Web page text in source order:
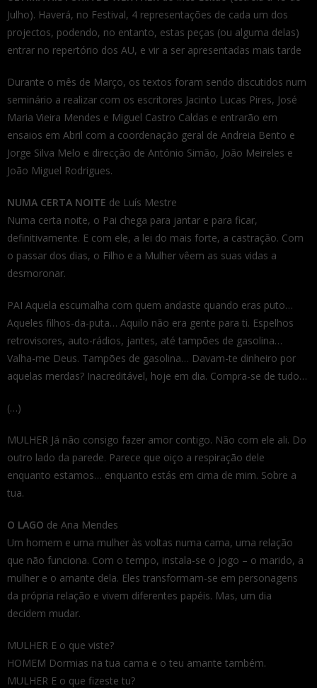
Julho). Haverá, no Festival, 4 representações de cada um dos
projectos, podendo, no entanto, estas peças (ou alguma delas)
entrar no repertório dos AU, e vir a ser apresentadas mais tarde
Durante o mês de Março, os textos foram sendo discutidos num
seminário a realizar com os escritores Jacinto Lucas Pires, José
Maria Vieira Mendes e Miguel Castro Caldas e entrarão em
ensaios em Abril com a coordenação geral de Andreia Bento e
Jorge Silva Melo e direcção de António Simão, João Meireles e
João Miguel Rodrigues.
NUMA CERTA NOITE de Luís Mestre
Numa certa noite, o Pai chega para jantar e para ficar,
definitivamente. E com ele, a lei do mais forte, a castração. Com
o passar dos dias, o Filho e a Mulher vêem as suas vidas a
desmoronar.
PAI Aquela escumalha com quem andaste quando eras puto…
Aqueles filhos-da-puta… Aquilo não era gente para ti. Espelhos
retrovisores, auto-rádios, jantes, até tampões de gasolina…
Valha-me Deus. Tampões de gasolina… Davam-te dinheiro por
aquelas merdas? Inacreditável, hoje em dia. Compra-se de tudo…
(…)
MULHER Já não consigo fazer amor contigo. Não com ele ali. Do
outro lado da parede. Parece que oiço a respiração dele
enquanto estamos… enquanto estás em cima de mim. Sobre a
tua.
O LAGO de Ana Mendes
Um homem e uma mulher às voltas numa cama, uma relação
que não funciona. Com o tempo, instala-se o jogo – o marido, a
mulher e o amante dela. Eles transformam-se em personagens
da própria relação e vivem diferentes papéis. Mas, um dia
decidem mudar.
MULHER E o que viste?
HOMEM Dormias na tua cama e o teu amante também.
MULHER E o que fizeste tu?